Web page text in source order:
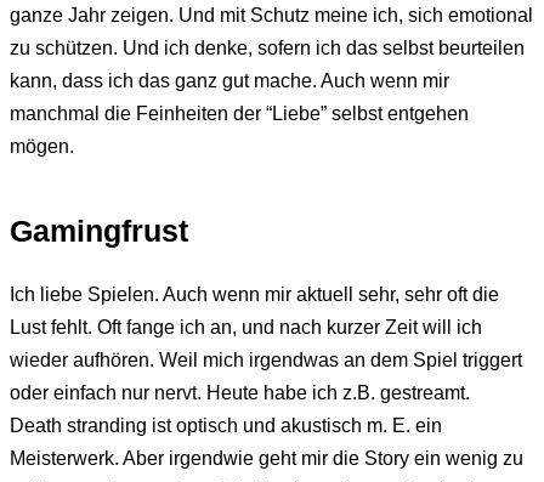
ganze Jahr zeigen. Und mit Schutz meine ich, sich emotional
zu schützen. Und ich denke, sofern ich das selbst beurteilen
kann, dass ich das ganz gut mache. Auch wenn mir
manchmal die Feinheiten der “Liebe” selbst entgehen
mögen.
Gamingfrust
Ich liebe Spielen. Auch wenn mir aktuell sehr, sehr oft die
Lust fehlt. Oft fange ich an, und nach kurzer Zeit will ich
wieder aufhören. Weil mich irgendwas an dem Spiel triggert
oder einfach nur nervt. Heute habe ich z.B. gestreamt.
Death stranding ist optisch und akustisch m. E. ein
Meisterwerk. Aber irgendwie geht mir die Story ein wenig zu